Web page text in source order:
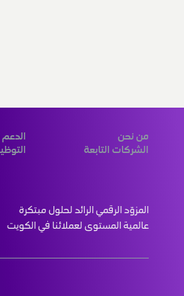
من نحن
الشركات التابعة
عالمية المستوى لعملائنا في الكويت